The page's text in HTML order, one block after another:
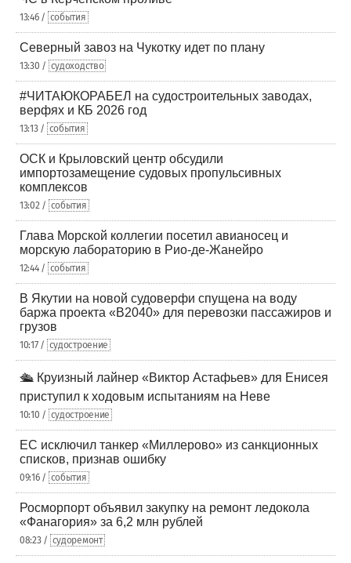
13:46 / события
Северный завоз на Чукотку идет по плану
13:30 / судоходство
#ЧИТАЮКОРАБЕЛ на судостроительных заводах,
верфях и КБ 2026 год
13:13 / события
ОСК и Крыловский центр обсудили
импортозамещение судовых пропульсивных
комплексов
13:02 / события
Глава Морской коллегии посетил авианосец и
морскую лабораторию в Рио-де-Жанейро
12:44 / события
В Якутии на новой судоверфи спущена на воду
баржа проекта «В2040» для перевозки пассажиров и
грузов
10:17 / судостроение
🛳️ Круизный лайнер «Виктор Астафьев» для Енисея
приступил к ходовым испытаниям на Неве
10:10 / судостроение
ЕС исключил танкер «Миллерово» из санкционных
списков, признав ошибку
09:16 / события
Росморпорт объявил закупку на ремонт ледокола
«Фанагория» за 6,2 млн рублей
08:23 / судоремонт